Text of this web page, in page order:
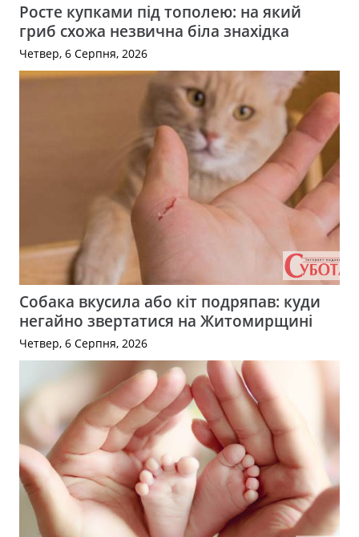
Росте купками під тополею: на який
гриб схожа незвична біла знахідка
Четвер, 6 Серпня, 2026
Собака вкусила або кіт подряпав: куди
негайно звертатися на Житомирщині
Четвер, 6 Серпня, 2026